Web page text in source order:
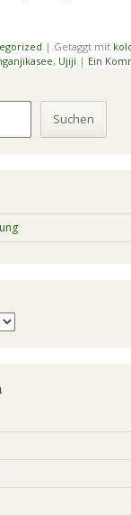
| Getaggt mit
, Ujiji | Ein
Suchen